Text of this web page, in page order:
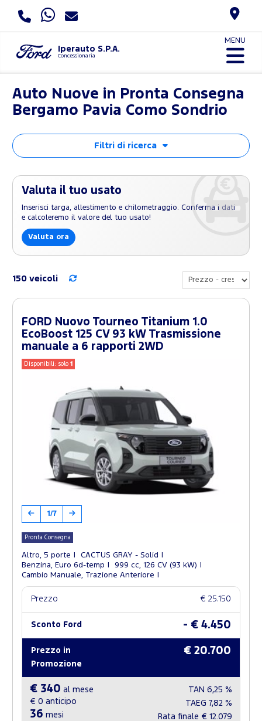
Iperauto S.P.A.
Concessionaria
MENU
Auto Nuove in Pronta Consegna
Bergamo Pavia Como Sondrio
Filtri di ricerca
Valuta il tuo usato
Inserisci targa, allestimento e chilometraggio. Conferma i dati
e calcoleremo il valore del tuo usato!
Valuta ora
150 veicoli
FORD Nuovo Tourneo Titanium 1.0
EcoBoost 125 CV 93 kW Trasmissione
manuale a 6 rapporti 2WD
Disponibili: solo1
1/7
Pronta Consegna
Altro, 5 porte
CACTUS GRAY - Solid
Benzina, Euro 6d-temp
999 cc, 126 CV (93 kW)
Cambio Manuale, Trazione Anteriore
Prezzo € 25.150
Sconto Ford - € 4.450
Prezzo in
Promozione
€ 20.700
€ 340 al mese
€ 0 anticipo
36 mesi
TAN 6,25 %
TAEG 7,82 %
Rata finale € 12.079